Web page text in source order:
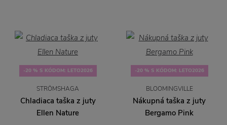
-20 % S KÓDOM: LETO2026
STRÖMSHAGA
Chladiaca taška z juty
Ellen Nature
-20 % S KÓDOM: LETO2026
BLOOMINGVILLE
Nákupná taška z juty
Bergamo Pink